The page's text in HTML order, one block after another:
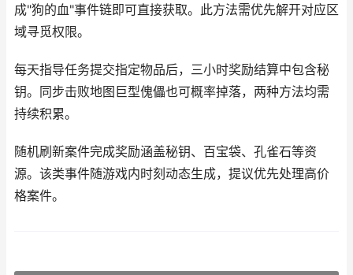
成"狗的血"事件链即可直接获取。此方法需优先解开对应区
域寻觅权限。
每天指导任务提交指定物品后，三小时奖励结算中包含秘
钥。同步击败地图巨型傀儡也可概率掉落，两种方法均需
持续积累。
随机刷新案件完成奖励涵盖秘钥、百宝袋、孔雀石等资
源。该类事件随游戏内时刻动态生成，提议优先处理高价
格案件。